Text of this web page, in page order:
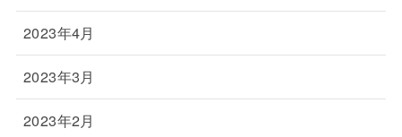
2023年4月
2023年3月
2023年2月